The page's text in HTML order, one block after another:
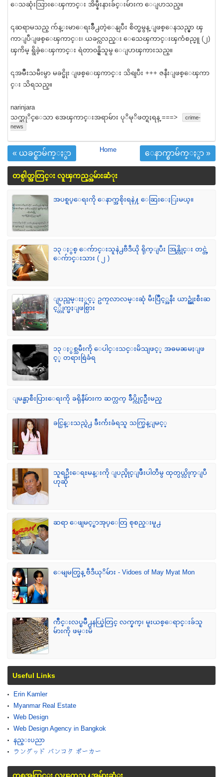
ေသဆုံးသြားေၾကာင္း အိမ္နီးနားခ်င္းမ်ားက ေျပာသည္။
၎ဆရာမသည္ က်န္းမာေရးခ်ိဳ႕တဲ့ေနျပီး စိတ္မမွန္ ျဖစ္ေနသည္မွာ ၾ
ကာျပီျဖစ္ေၾကာင္း၊ ယခင္ကလည္း ေသေၾကာင္းၾကံစည္မူ (၂)
ၾကိမ္ ရွိခဲ့ေၾကာင္း ရဲတာ၀န္ရွိသူမွ ေျပာၾကားသည္။
၎အမ်ိဳးသမီးမွာ မခင္မိုး ျဖစ္ေၾကာင္း သိရျပီး +++ ဇနီးျဖစ္ေၾကာ
င္း သိရသည္။
narinjara
သက္ဆုိင္ေသာ အေၾကာင္းအရာမ်ား ပုိမုိဖတ္ရႈရန္ ===>
crime-
news
« ယခင္စာမ်က္ႏွာ Home ေနာက္စာမ်က္ႏွာ »
တစ္ပါတ္အတြင္း လူၾကည့္အမ်ားဆံုး
အပစ္ရပ္ေရးကို ေနာက္အစိုးရနဲ႔ ေဆြးေႏြးမယ္။
၁၃ ႏွစ္ ေက်ာင္းသူနဲ႕ဗီဒီယို ရိုက္ျပီး အြန္လိုင္း တင္တဲ့
ေက်ာင္းသား ( ၂ )
ျပည္လမ္းႏွင့္ ဥကၠလာလမ္းဆုံ မီးပြိဳင့္အနီး ယာဥ္သုံးစီးဆ
င့္တိုက္မႈျဖစ္ပြား
၁၃ ႏွစ္သမီးကို ေပါင္းသင္းမိသျဖင့္ အဓမၼမႈျဖ
င့္ တရားစြဲခံရ
ျမန္မာ့စီးပြားေရးကို ခရိုနီမ်ားက ဆက္လက္ ခ်ဳပ္ကိုင္ဥိီးမည္
ခင္ပြန္းသည္ရဲ႕ ခ်ီးက်ဴးခံရသူ သက္မြန္ျမင့္
သူရဦးေရႊမန္းကို ျပည္ခိုင္ျဖိဳးပါတီမွ ထုတ္ပယ္လိုက္ျပီ
ဟုဆို
ဆရာ ေဖျမင့္စာအုပ္ေတြ စုစည္းမူ႕
ေမျမတ္မြန္ ဗီဒီယုိမ်ား - Vidoes of May Myat Mon
က်ဳိင္းလပ္ၿမိဳ႕နယ္ခြဲတြင္ လက္နက္၊ မူးယစ္ေရာင္းခ်သူ
မ်ားကို ဖမ္းမိ
Useful Links
Erin Kamler
Myanmar Real Estate
Web Design
Web Design Agency in Bangkok
နည္းပညာ
ラングッド バンコク ポーカー
တစ္လအတြင္း လူၾကည္႔အမ်ားဆံုး